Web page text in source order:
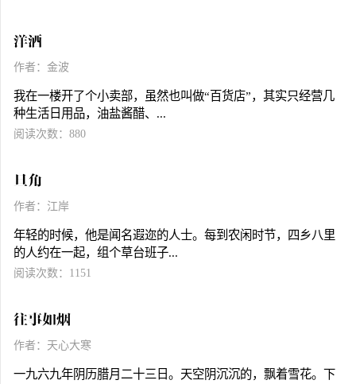
洋酒
作者：金波
我在一楼开了个小卖部，虽然也叫做“百货店”，其实只经营几
种生活日用品，油盐酱醋、...
阅读次数：880
旦角
作者：江岸
年轻的时候，他是闻名遐迩的人士。每到农闲时节，四乡八里
的人约在一起，组个草台班子...
阅读次数：1151
往事如烟
作者：天心大寒
一九六九年阴历腊月二十三日。天空阴沉沉的，飘着雪花。下